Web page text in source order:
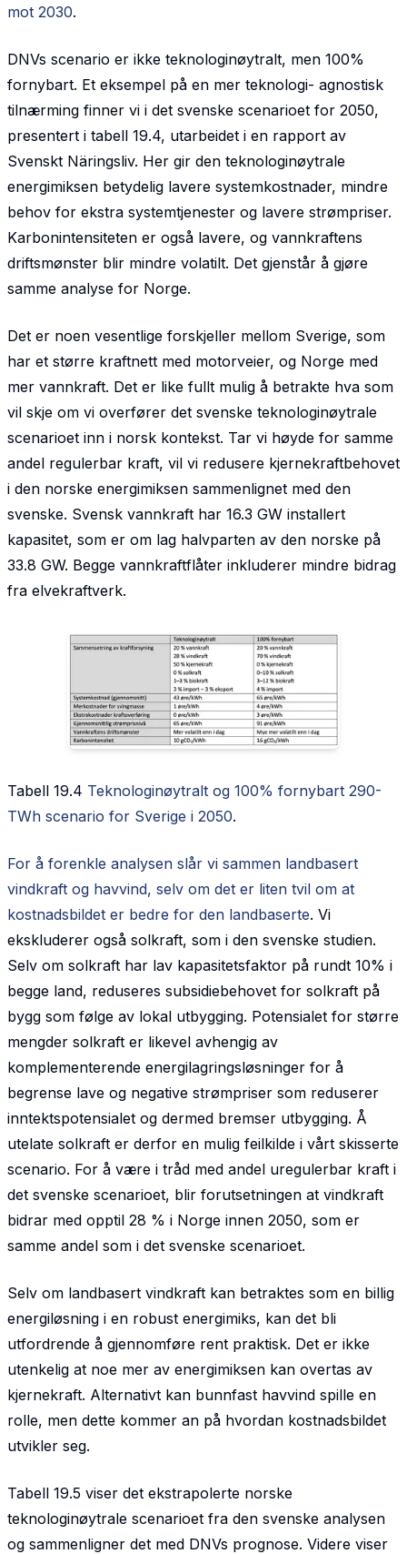
mot 2030.
DNVs scenario er ikke teknologinøytralt, men 100%
fornybart. Et eksempel på en mer teknologi- agnostisk
tilnærming finner vi i det svenske scenarioet for 2050,
presentert i tabell 19.4, utarbeidet i en rapport av
Svenskt Näringsliv. Her gir den teknologinøytrale
energimiksen betydelig lavere systemkostnader, mindre
behov for ekstra systemtjenester og lavere strømpriser.
Karbonintensiteten er også lavere, og vannkraftens
driftsmønster blir mindre volatilt. Det gjenstår å gjøre
samme analyse for Norge.
Det er noen vesentlige forskjeller mellom Sverige, som
har et større kraftnett med motorveier, og Norge med
mer vannkraft. Det er like fullt mulig å betrakte hva som
vil skje om vi overfører det svenske teknologinøytrale
scenarioet inn i norsk kontekst. Tar vi høyde for samme
andel regulerbar kraft, vil vi redusere kjernekraftbehovet
i den norske energimiksen sammenlignet med den
svenske. Svensk vannkraft har 16.3 GW installert
kapasitet, som er om lag halvparten av den norske på
33.8 GW. Begge vannkraftflåter inkluderer mindre bidrag
fra elvekraftverk.
Tabell 19.4 Teknologinøytralt og 100% fornybart 290-
TWh scenario for Sverige i 2050.
For å forenkle analysen slår vi sammen landbasert
vindkraft og havvind, selv om det er liten tvil om at
kostnadsbildet er bedre for den landbaserte. Vi
ekskluderer også solkraft, som i den svenske studien.
Selv om solkraft har lav kapasitetsfaktor på rundt 10% i
begge land, reduseres subsidiebehovet for solkraft på
bygg som følge av lokal utbygging. Potensialet for større
mengder solkraft er likevel avhengig av
komplementerende energilagringsløsninger for å
begrense lave og negative strømpriser som reduserer
inntektspotensialet og dermed bremser utbygging. Å
utelate solkraft er derfor en mulig feilkilde i vårt skisserte
scenario. For å være i tråd med andel uregulerbar kraft i
det svenske scenarioet, blir forutsetningen at vindkraft
bidrar med opptil 28 % i Norge innen 2050, som er
samme andel som i det svenske scenarioet.
Selv om landbasert vindkraft kan betraktes som en billig
energiløsning i en robust energimiks, kan det bli
utfordrende å gjennomføre rent praktisk. Det er ikke
utenkelig at noe mer av energimiksen kan overtas av
kjernekraft. Alternativt kan bunnfast havvind spille en
rolle, men dette kommer an på hvordan kostnadsbildet
utvikler seg.
Tabell 19.5 viser det ekstrapolerte norske
teknologinøytrale scenarioet fra den svenske analysen
og sammenligner det med DNVs prognose. Videre viser